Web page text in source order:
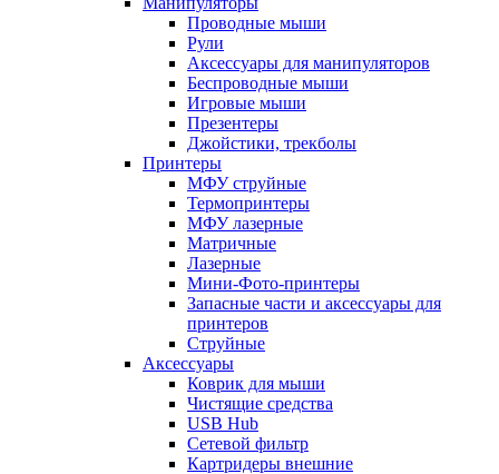
Проводные мыши
Рули
Аксессуары для манипуляторов
Беспроводные мыши
Игровые мыши
Презентеры
Джойстики, трекболы
Принтеры
МФУ струйные
Термопринтеры
МФУ лазерные
Матричные
Лазерные
Мини-Фото-принтеры
Запасные части и аксессуары для
принтеров
Струйные
Аксессуары
Коврик для мыши
Чистящие средства
USB Hub
Сетевой фильтр
Картридеры внешние